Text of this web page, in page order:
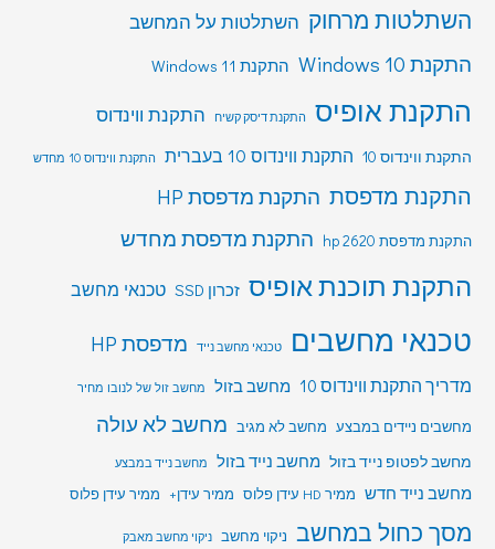
השתלטות מרחוק השתלטות על המחשב
התקנת Windows 10 התקנת Windows 11
התקנת אופיס התקנת דיסק קשיח התקנת ווינדוס
התקנת ווינדוס 10 התקנת ווינדוס 10 בעברית התקנת ווינדוס 10 מחדש
התקנת מדפסת התקנת מדפסת HP
התקנת מדפסת hp 2620 התקנת מדפסת מחדש
התקנת תוכנת אופיס זכרון SSD טכנאי מחשב
טכנאי מחשבים טכנאי מחשב נייד מדפסת HP
מדריך התקנת ווינדוס 10 מחשב בזול מחשב זול של לנובו מחיר
מחשבים ניידים במבצע מחשב לא מגיב מחשב לא עולה
מחשב לפטופ נייד בזול מחשב נייד בזול מחשב נייד במבצע
מחשב נייד חדש ממיר HD עידן פלוס ממיר עידן+ ממיר עידן פלוס
מסך כחול במחשב ניקוי מחשב ניקוי מחשב מאבק